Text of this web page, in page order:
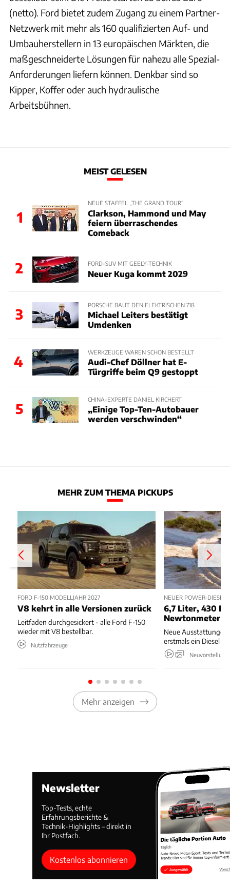
(netto). Ford bietet zudem Zugang zu einem Partner-
Netzwerk mit mehr als 160 qualifizierten Auf- und
Umbauherstellern in 13 europäischen Märkten, die
maßgeschneiderte Lösungen für nahezu alle Spezial-
Anforderungen liefern können. Denkbar sind so
Kipper, Koffer oder auch hydraulische
Arbeitsbühnen.
MEIST GELESEN
1
NEUE STAFFEL „THE GRAND TOUR“
Clarkson, Hammond und May
feiern überraschendes
Comeback
2 FORD-SUV MIT GEELY-TECHNIK
Neuer Kuga kommt 2029
3
PORSCHE BAUT DEN ELEKTRISCHEN 718
Michael Leiters bestätigt
Umdenken
4
WERKZEUGE WAREN SCHON BESTELLT
Audi-Chef Döllner hat E-
Türgriffe beim Q9 gestoppt
5
CHINA-EXPERTE DANIEL KIRCHERT
„Einige Top-Ten-Autobauer
werden verschwinden“
MEHR ZUM THEMA PICKUPS
FORD F-150 MODELLJAHR 2027
V8 kehrt in alle Versionen zurück
Leitfaden durchgesickert - alle Ford F-150
wieder mit V8 bestellbar.
Nutzfahrzeuge
NEUER POWER-DIESEL
6,7 Liter, 430
Newtonmeter
Neue
erstmals ein Diesel
Mehr anzeigen
Newsletter
Top-Tests, echte
Erfahrungsberichte &
Technik-Highlights – direkt in
Ihr Postfach.
Kostenlos abonnieren